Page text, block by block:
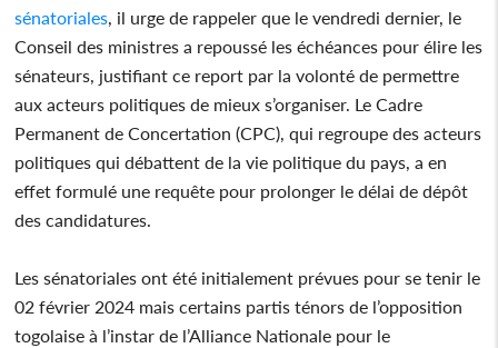
sénatoriales , il urge de rappeler que le vendredi dernier, le
Conseil des ministres a repoussé les échéances pour élire les
sénateurs, justifiant ce report par la volonté de permettre
aux acteurs politiques de mieux s’organiser. Le Cadre
Permanent de Concertation (CPC), qui regroupe des acteurs
politiques qui débattent de la vie politique du pays, a en
effet formulé une requête pour prolonger le délai de dépôt
des candidatures.
Les sénatoriales ont été initialement prévues pour se tenir le
02 février 2024 mais certains partis ténors de l’opposition
togolaise à l’instar de l’Alliance Nationale pour le